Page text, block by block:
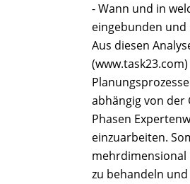
- Wann und in
eingebunden und
Aus diesen
abhängig von
Phasen
einzuarbeiten.
mehrdimensional
zu behandeln